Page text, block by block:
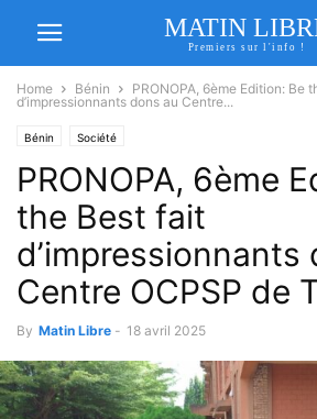
MATIN
Premiers sur l'info !
Home Bénin
PRONOPA, 6ème Edition: Be
d’impressionnants dons au Centre...
Bénin Société
PRONOPA, 6ème
the Best fait
d’impressionnants
Centre OCPSP de
By Matin Libre - 18 avril 2025